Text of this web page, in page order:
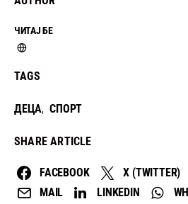
ЧИТАЈ БЕ
TAGS
ДЕЦА, СПОРТ
SHARE ARTICLE
FACEBOOK X (TWITTER)
MAIL
LINKEDIN